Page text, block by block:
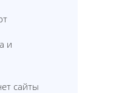
и
сайты